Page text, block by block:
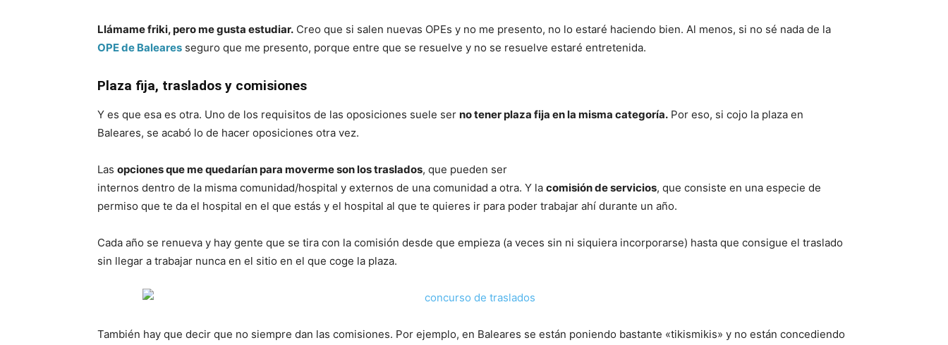
Llámame friki, pero me gusta estudiar. Creo que si salen nuevas OPEs y no me presento, no lo estaré haciendo bien. Al menos, si no sé nada de la
OPE de Baleares seguro que me presento, porque entre que se resuelve y no se resuelve estaré entretenida.
Plaza fija, traslados y comisiones
Y es que esa es otra. Uno de los requisitos de las oposiciones suele ser no tenerplaza fija en la misma categoría. Por eso, si cojo la plaza en
Baleares, se acabó lo de hacer oposiciones otra vez.
Las opciones que me quedarían para moverme son los traslados, que pueden ser
internos dentro de la misma comunidad/hospital y externos de una comunidad a otra. Y la comisión de servicios, que consiste en una especie de
permiso que te da el hospital en el que estás y el hospital al que te quieres ir para poder trabajar ahí durante un año.
Cada año se renueva y hay gente que se tira con la comisión desde que empieza (a veces sin ni siquiera incorporarse) hasta que consigue el traslado
sin llegar a trabajar nunca en el sitio en el que coge la plaza.
También hay que decir que no siempre dan las comisiones. Por ejemplo, en Baleares se están poniendo bastante «tikismikis» y no están concediendo